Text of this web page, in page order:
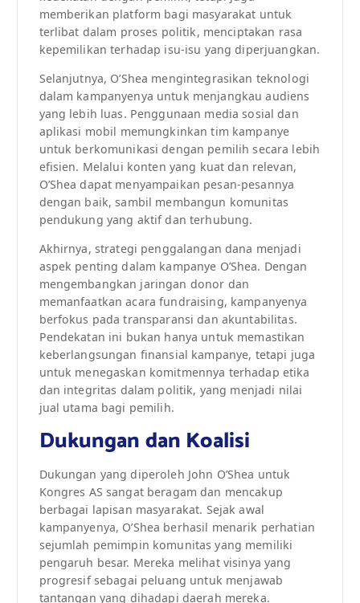
memberikan platform bagi masyarakat untuk
terlibat dalam proses politik, menciptakan rasa
kepemilikan terhadap isu-isu yang diperjuangkan.
Selanjutnya, O’Shea mengintegrasikan teknologi
dalam kampanyenya untuk menjangkau audiens
yang lebih luas. Penggunaan media sosial dan
aplikasi mobil memungkinkan tim kampanye
untuk berkomunikasi dengan pemilih secara lebih
efisien. Melalui konten yang kuat dan relevan,
O’Shea dapat menyampaikan pesan-pesannya
dengan baik, sambil membangun komunitas
pendukung yang aktif dan terhubung.
Akhirnya, strategi penggalangan dana menjadi
aspek penting dalam kampanye O’Shea. Dengan
mengembangkan jaringan donor dan
memanfaatkan acara fundraising, kampanyenya
berfokus pada transparansi dan akuntabilitas.
Pendekatan ini bukan hanya untuk memastikan
keberlangsungan finansial kampanye, tetapi juga
untuk menegaskan komitmennya terhadap etika
dan integritas dalam politik, yang menjadi nilai
jual utama bagi pemilih.
Dukungan dan Koalisi
Dukungan yang diperoleh John O’Shea untuk
Kongres AS sangat beragam dan mencakup
berbagai lapisan masyarakat. Sejak awal
kampanyenya, O’Shea berhasil menarik perhatian
sejumlah pemimpin komunitas yang memiliki
pengaruh besar. Mereka melihat visinya yang
progresif sebagai peluang untuk menjawab
tantangan yang dihadapi daerah mereka.